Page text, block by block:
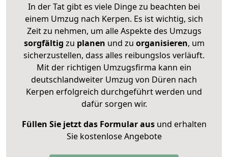
In der Tat gibt es viele Dinge zu beachten bei
einem Umzug nach Kerpen. Es ist wichtig, sich
Zeit zu nehmen, um alle Aspekte des Umzugs
sorgfältig zu planen und zu organisieren, um
sicherzustellen, dass alles reibungslos verläuft.
Mit der richtigen Umzugsfirma kann ein
deutschlandweiter Umzug von Düren nach
Kerpen erfolgreich durchgeführt werden und
dafür sorgen wir.
Füllen Sie jetzt das Formular ausund erhalten
Sie kostenlose Angebote